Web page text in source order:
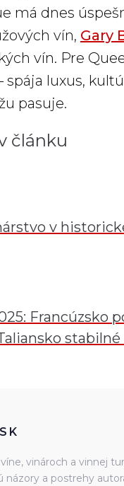
má dnes
vín, Gary
vín. Pre
spája luxus,
pasuje.
článku
v
Francúzsko
stabilné
vinároch a vinnej
názory a postrehy